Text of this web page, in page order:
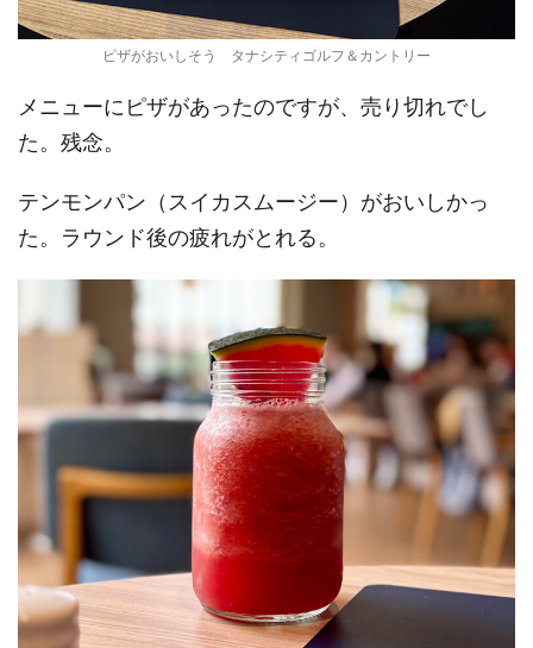
ピザがおいしそう タナシティゴルフ＆カントリー
メニューにピザがあったのですが、売り切れでし
た。残念。
テンモンパン（スイカスムージー）がおいしかっ
た。ラウンド後の疲れがとれる。